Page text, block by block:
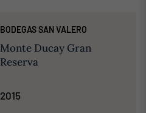
BODEGAS SAN VALERO
Monte Ducay Gran
Reserva
2015